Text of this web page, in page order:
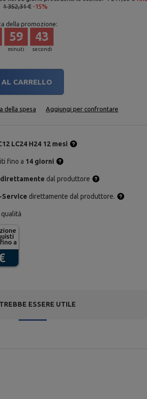
1 352,31 € -15%
della promozione:
minuti
59
secondi
42
AL CARRELLO
della spesa Aggiungi per confrontare
LC24 H24 12 mesi
fino a 14 giorni
dal produttore
Service direttamente dal produttore.
ESSERE UTILE